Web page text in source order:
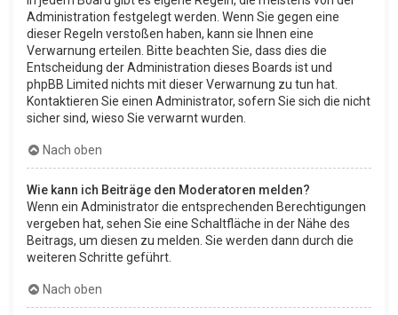
Administration festgelegt werden. Wenn Sie gegen eine
dieser Regeln verstoßen haben, kann sie Ihnen eine
Verwarnung erteilen. Bitte beachten Sie, dass dies die
Entscheidung der Administration dieses Boards ist und
phpBB Limited nichts mit dieser Verwarnung zu tun hat.
Kontaktieren Sie einen Administrator, sofern Sie sich die nicht
sicher sind, wieso Sie verwarnt wurden.
Nach oben
Wie kann ich Beiträge den Moderatoren melden?
Wenn ein Administrator die entsprechenden Berechtigungen
vergeben hat, sehen Sie eine Schaltfläche in der Nähe des
Beitrags, um diesen zu melden. Sie werden dann durch die
weiteren Schritte geführt.
Nach oben